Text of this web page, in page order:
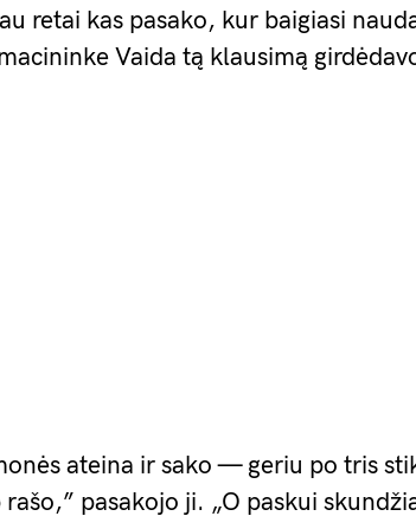
retai kas pasako, kur baigiasi
Vaida tą klausimą
ateina ir sako — geriu po tris
pasakojo ji. „O paskui